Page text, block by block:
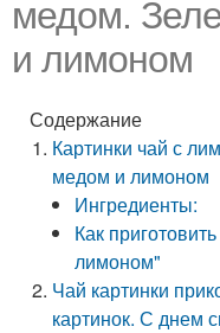
медом.
и лимоном
Содержание
Картинки чай с
медом и лимоном
Ингредиенты:
Как
лимоном"
Чай картинки
картинок. С днем